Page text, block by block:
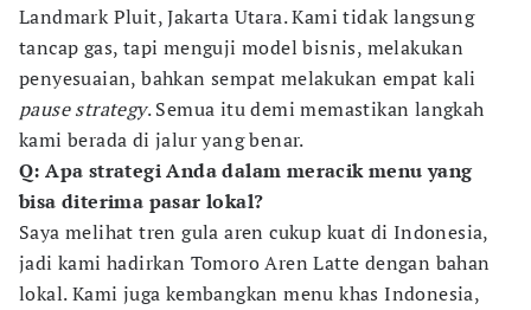
Landmark Pluit, Jakarta Utara. Kami tidak langsung
tancap gas, tapi menguji model bisnis, melakukan
penyesuaian, bahkan sempat melakukan empat kali
pause strategy. Semua itu demi memastikan langkah
kami berada di jalur yang benar.
Q: Apa strategi Anda dalam meracik menu yang
bisa diterima pasar lokal?
Saya melihat tren gula aren cukup kuat di Indonesia,
jadi kami hadirkan Tomoro Aren Latte dengan bahan
lokal. Kami juga kembangkan menu khas Indonesia,